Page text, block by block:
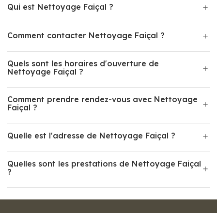
Qui est Nettoyage Faiçal ?
Comment contacter Nettoyage Faiçal ?
Quels sont les horaires d'ouverture de
Nettoyage Faiçal ?
Comment prendre rendez-vous avec Nettoyage
Faiçal ?
Quelle est l'adresse de Nettoyage Faiçal ?
Quelles sont les prestations de Nettoyage Faiçal
?